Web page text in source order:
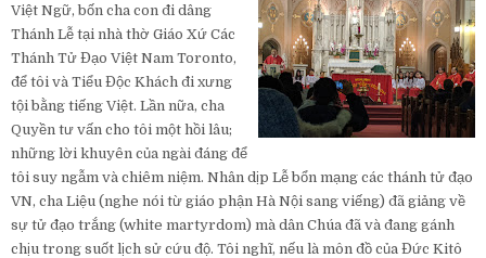
Việt Ngữ, bốn cha con đi dâng
Thánh Lễ tại nhà thờ Giáo Xứ Các
Thánh Tử Đạo Việt Nam Toronto,
để tôi và Tiểu Độc Khách đi xưng
tội bằng tiếng Việt. Lần nữa, cha
Quyền tư vấn cho tôi một hồi lâu;
những lời khuyên của ngài đáng để
tôi suy ngẫm và chiêm niệm. Nhân dịp Lễ bổn mạng các thánh tử đạo
VN, cha Liệu (nghe nói từ giáo phận Hà Nội sang viếng) đã giảng về
sự tử đạo trắng (white martyrdom) mà dân Chúa đã và đang gánh
chịu trong suốt lịch sử cứu độ. Tôi nghĩ, nếu là môn đồ của Đức Kitô